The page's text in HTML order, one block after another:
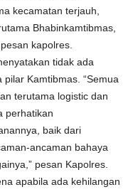
kecamatan terjauh,
Bhabinkamtibmas,
kapolres.
tidak ada
Kamtibmas. “Semua
terutama logistic dan
perhatikan
baik dari
ancaman bahaya
pesan Kapolres.
apabila ada kehilangan